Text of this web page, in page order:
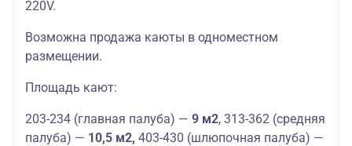
220V.
Возможна продажа каюты в одноместном
размещении.
Площадь кают:
203-234 (главная палуба) — 9 м2, 313-362 (средняя
палуба) — 10,5 м2, 403-430 (шлюпочная палуба) —